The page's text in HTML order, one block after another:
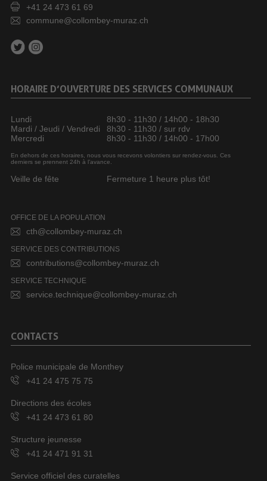
+41 24 473 61 69
commune@collombey-muraz.ch
HORAIRE D’OUVERTURE DES SERVICES COMMUNAUX
Lundi
8h30 - 11h30 / 14h00 - 18h30
Mardi / Jeudi / Vendredi
8h30 - 11h30 / sur rdv
Mercredi
8h30 - 11h30 / 14h00 - 17h00
En dehors de ces horaires, nous vous recevons volontiers sur rendez-vous. Ces
derniers se prennent 24h à l’avance.
Veille de fête Fermeture 1 heure plus tôt!
OFFICE DE LA POPULATION
cth@collombey-muraz.ch
SERVICE DES CONTRIBUTIONS
contributions@collombey-muraz.ch
SERVICE TECHNIQUE
service.technique@collombey-muraz.ch
CONTACTS
Police municipale de Monthey
+41 24 475 75 75
Directions des écoles
+41 24 473 61 80
Structure jeunesse
+41 24 471 91 31
Service officiel des curatelles